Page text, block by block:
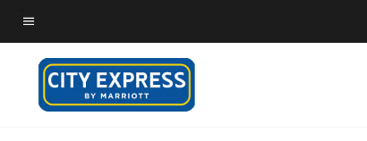
Skip
to
main
content
Texto del menú